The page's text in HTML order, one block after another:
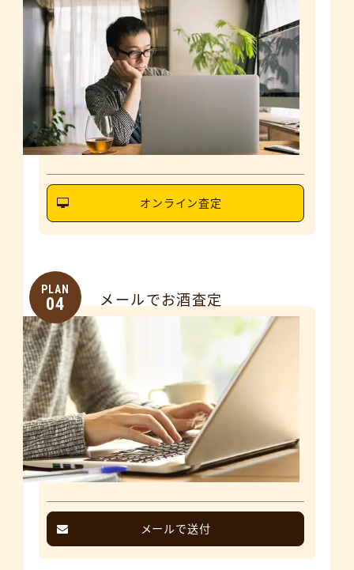
オンライン査定
PLAN
04 メールでお酒査定
メールで送付